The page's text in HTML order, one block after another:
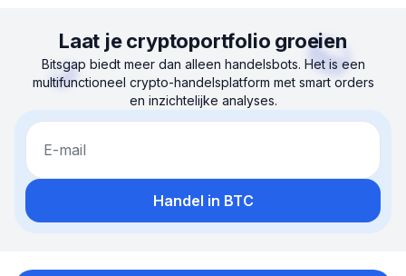
Laat je cryptoportfolio groeien
Bitsgap biedt meer dan alleen handelsbots. Het is een
multifunctioneel crypto-handelsplatform met smart orders
en inzichtelijke analyses.
E-mail
Handel in BTC